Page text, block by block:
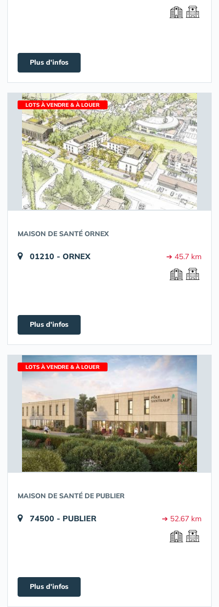
Plus d'infos
LOTS À VENDRE & À LOUER
MAISON DE SANTÉ ORNEX
01210 - ORNEX ➔ 45.7 km
Plus d'infos
LOTS À VENDRE & À LOUER
MAISON DE SANTÉ DE PUBLIER
74500 - PUBLIER ➔ 52.67 km
Plus d'infos